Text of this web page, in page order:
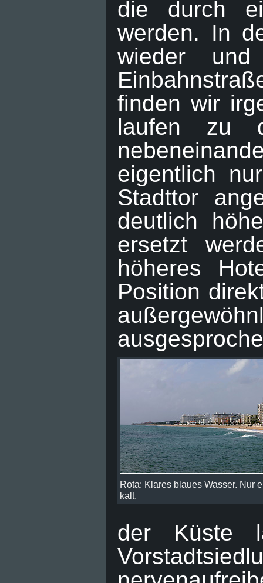
die durch
werden. In
wieder und
finden wir
laufen zu
eigentlich
Stadttor
deutlich
ersetzt
höheres
Position
Rota: Klares blaues Wasser. Nur
kalt.
der Küste